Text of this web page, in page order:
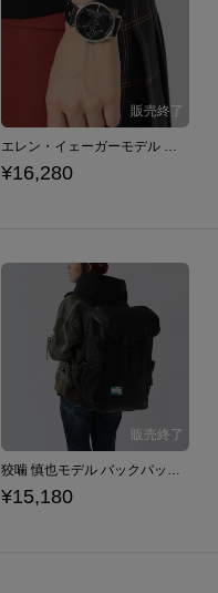
エレン・イェーガーモデル 腕時計 進撃の巨人
¥16,280
狡噛 慎也モデル バックパック PSYCHO-PASS サイコパス
¥15,180